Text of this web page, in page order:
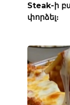
Steak-ի
փորձել։